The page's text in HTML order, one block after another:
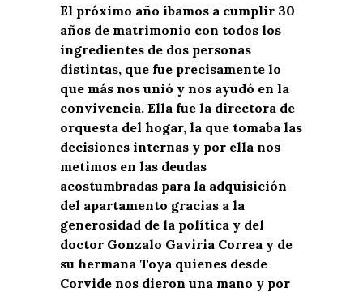
El próximo año íbamos a cumplir 30
años de matrimonio con todos los
ingredientes de dos personas
distintas, que fue precisamente lo
que más nos unió y nos ayudó en la
convivencia. Ella fue la directora de
orquesta del hogar, la que tomaba las
decisiones internas y por ella nos
metimos en las deudas
acostumbradas para la adquisición
del apartamento gracias a la
generosidad de la política y del
doctor Gonzalo Gaviria Correa y de
su hermana Toya quienes desde
Corvide nos dieron una mano y por